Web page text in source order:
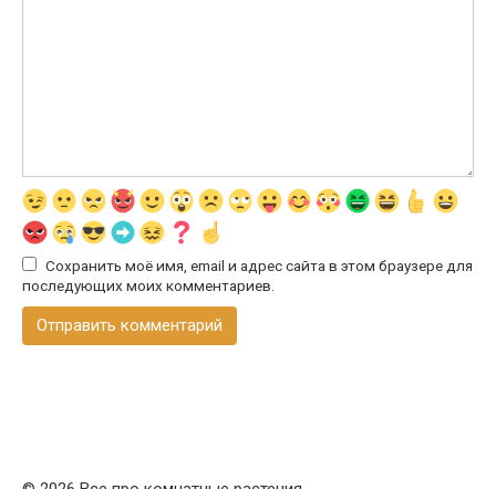
Сохранить моё имя, email и адрес сайта в этом браузере для
последующих моих комментариев.